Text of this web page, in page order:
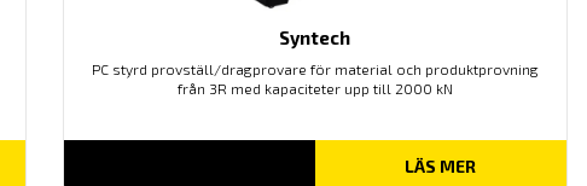
Syntech
PC styrd provställ/dragprovare för material och produktprovning
från 3R med kapaciteter upp till 2000 kN
LÄS MER